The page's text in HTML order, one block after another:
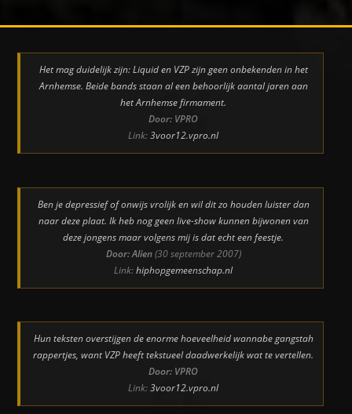
Het mag duidelijk zijn: Liquid en VZP zijn geen onbekenden in het
Arnhemse. Beide bands staan al een behoorlijk aantal jaren aan
het Arnhemse firmament.
Door: VPRO
Link:3voor12.vpro.nl
Ben je depressief of onwijs vrolijk en wil dit zo houden luister dan
naar deze plaat. Ik heb nog geen live-show kunnen bijwonen van
deze jongens maar volgens mij is dat echt een feestje.
Door: Alien(30 september 2007)
Link:hiphopgemeenschap.nl
Hun teksten overstijgen de enorme hoeveelheid wannabe gangstah
rappertjes, want VZP heeft tekstueel daadwerkelijk wat te vertellen.
Door: VPRO
Link:3voor12.vpro.nl